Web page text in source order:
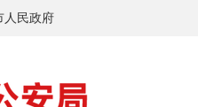
人民政府